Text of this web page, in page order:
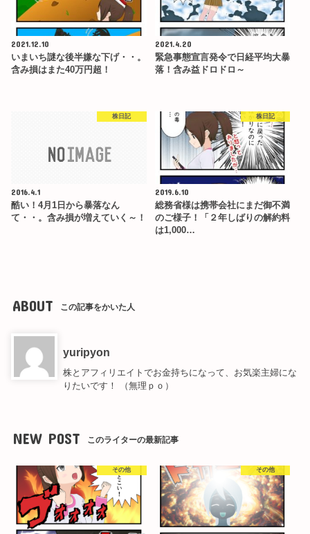
2021.12.10
いまいち謎な後半嫌な下げ・・。
含み損はまた40万円超！
2021.4.20
緊急事態宣言発令で日経平均大暴
落！含み益ドロドロ～
株日記
2016.4.1
酷い！4月1日から暴落なん
て・・。含み損が増えていく～！
株日記
2019.6.10
総務省様は携帯会社にまだ御不満
のご様子！「２年しばりの解約料
は1,000…
ABOUT この記事をかいた人
yuripyon
株とアフィリエイトでお金持ちになって、お気楽主婦にな
りたいです！ （無理ｐｏ）
NEW POST このライターの最新記事
その他 その他